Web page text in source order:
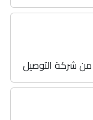
من شركة التوصيل